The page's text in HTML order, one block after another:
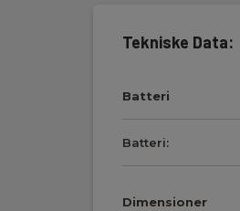
Tekniske Data:
Batteri
Batteri:
Dimensioner